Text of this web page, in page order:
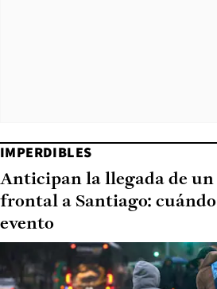
IMPERDIBLES
Anticipan la llegada de un
frontal a Santiago:
evento